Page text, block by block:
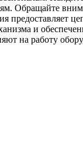
Обращайте
и
на работу